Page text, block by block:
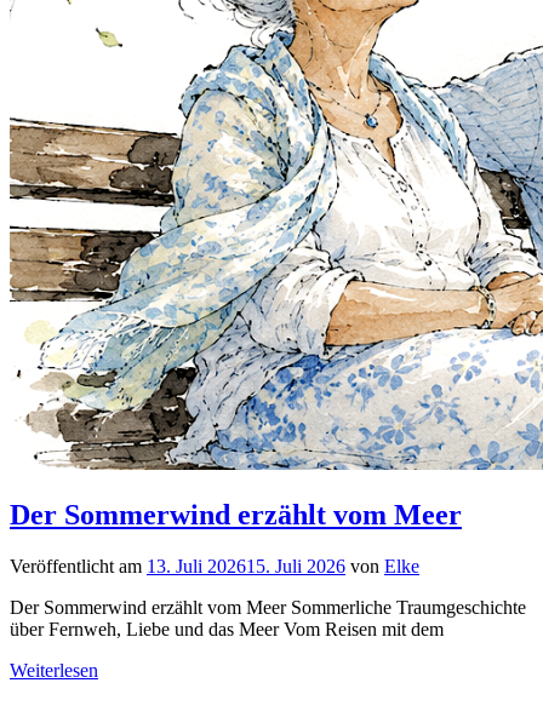
Der Sommerwind erzählt vom Meer
Veröffentlicht am 13. Juli 202615. Juli 2026 von Elke
Der Sommerwind erzählt vom Meer Sommerliche Traumgeschichte
über Fernweh, Liebe und das Meer Vom Reisen mit dem
Weiterlesen